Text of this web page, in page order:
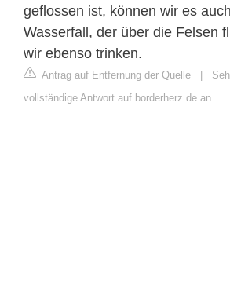
geflossen ist, können wir es
Wasserfall, der über die Felsen
wir ebenso trinken.
Antrag auf Entfernung der Quelle
vollständige Antwort auf borderherz.de an